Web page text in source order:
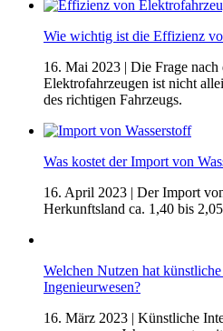
Wie wichtig ist die Effizienz
16. Mai 2023 | Die Frage
Elektrofahrzeugen ist nicht
des richtigen Fahrzeugs.
Was kostet der Import von
16. April 2023 | Der Import
Herkunftsland ca. 1,40 bis
Welchen Nutzen hat
Ingenieurwesen?
16. März 2023 | Künstliche